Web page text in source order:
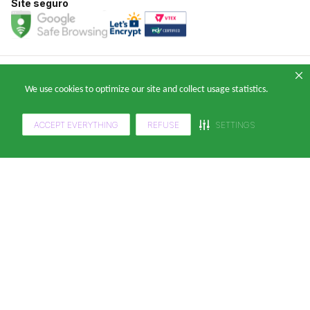
We use cookies to optimize our site and collect usage statistics.
ACCEPT EVERYTHING REFUSE SETTINGS
Site seguro
05.905.802/0001-64 Avenida Brigadeiro Faria Lima, nº 949 - Pinheiros, São